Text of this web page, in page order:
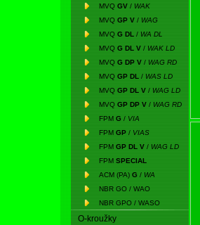
MVQ GV / WAK
MVQ GP V / WAG
MVQ G DL / WA DL
MVQ G DL V / WAK LD
MVQ G DP V / WAG RD
MVQ GP DL / WAS LD
MVQ GP DL V / WAG LD
MVQ GP DP V / WAG RD
FPM G / VIA
FPM GP / VIAS
FPM GP DL V / WAG LD
FPM SPECIAL
ACM (PA) G / WA
NBR GO / WAO
NBR GPO / WASO
O-kroužky